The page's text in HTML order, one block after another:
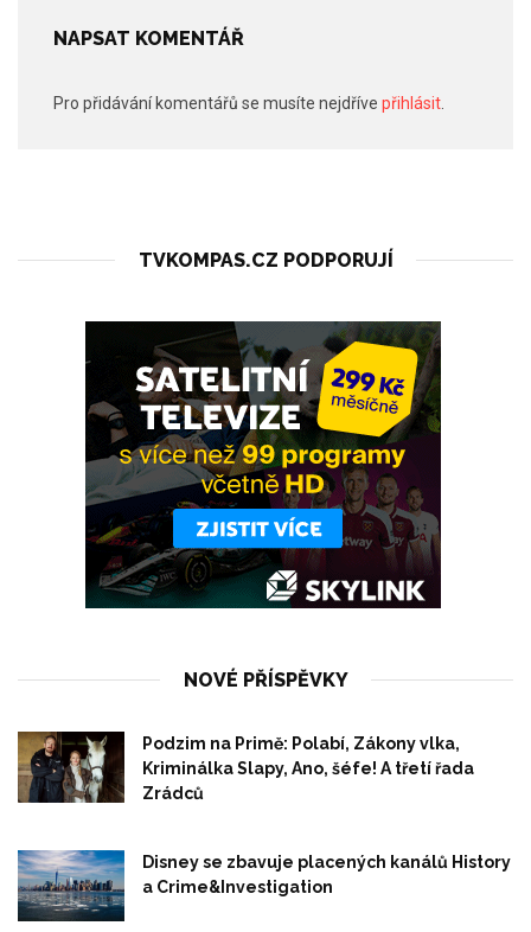
NAPSAT KOMENTÁŘ
Pro přidávání komentářů se musíte nejdříve přihlásit
TVKOMPAS.CZ PODPORUJÍ
NOVÉ PŘÍSPĚVKY
Podzim na Primě: Polabí, Zákony vlka,
Kriminálka Slapy, Ano, šéfe! A třetí řada
Zrádců
Disney se zbavuje placených kanálů History
a Crime&Investigation